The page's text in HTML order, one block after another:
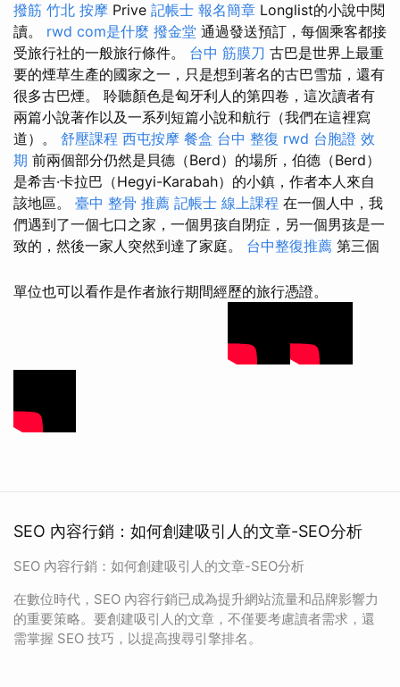
撥筋 竹北 按摩 Prive 記帳士 報名簡章 Longlist的小說中閱
讀。 rwd com是什麼 撥金堂 通過發送預訂，每個乘客都接
受旅行社的一般旅行條件。 台中 筋膜刀 古巴是世界上最重
要的煙草生產的國家之一，只是想到著名的古巴雪茄，還有
很多古巴煙。 聆聽顏色是匈牙利人的第四卷，這次讀者有
兩篇小說著作以及一系列短篇小說和航行（我們在這裡寫
道）。 舒壓課程 西屯按摩 餐盒 台中 整復 rwd 台胞證 效
期 前兩個部分仍然是貝德（Berd）的場所，伯德（Berd）
是希吉·卡拉巴（Hegyi-Karabah）的小鎮，作者本人來自
該地區。 臺中 整骨 推薦 記帳士 線上課程 在一個人中，我
們遇到了一個七口之家，一個男孩自閉症，另一個男孩是一
致的，然後一家人突然到達了家庭。 台中整復推薦 第三個
單位也可以看作是作者旅行期間經歷的旅行憑證。
SEO 內容行銷：如何創建吸引人的文章-SEO分析
SEO 內容行銷：如何創建吸引人的文章-SEO分析
在數位時代，SEO 內容行銷已成為提升網站流量和品牌影響力
的重要策略。要創建吸引人的文章，不僅要考慮讀者需求，還
需掌握 SEO 技巧，以提高搜尋引擎排名。